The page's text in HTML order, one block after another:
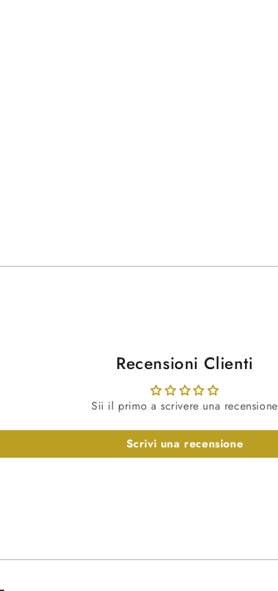
Recensioni Clienti
Sii il primo a scrivere una recensione
Scrivi una recensione